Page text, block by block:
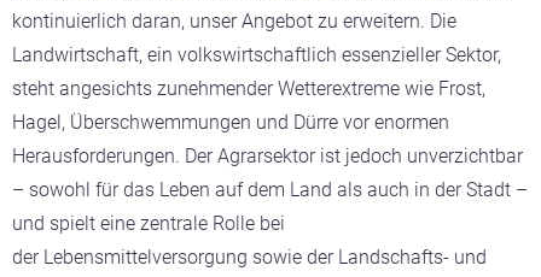
kontinuierlich daran, unser Angebot zu erweitern. Die
Landwirtschaft, ein volkswirtschaftlich essenzieller Sektor,
steht angesichts zunehmender Wetterextreme wie Frost,
Hagel, Überschwemmungen und Dürre vor enormen
Herausforderungen. Der Agrarsektor ist jedoch unverzichtbar
– sowohl für das Leben auf dem Land als auch in der Stadt –
und spielt eine zentrale Rolle bei
der Lebensmittelversorgung sowie der Landschafts- und